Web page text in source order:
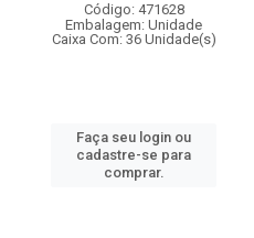
Código: 471628
Embalagem: Unidade
Caixa Com: 36 Unidade(s)
Faça seu login ou
cadastre-se para
comprar.